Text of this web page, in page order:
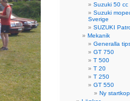
Suzuki 50 cc
Suzuki
Sverige
SUZUKI
Mekanik
Generalla
GT 750
T 500
T 20
T 250
GT 550
Ny